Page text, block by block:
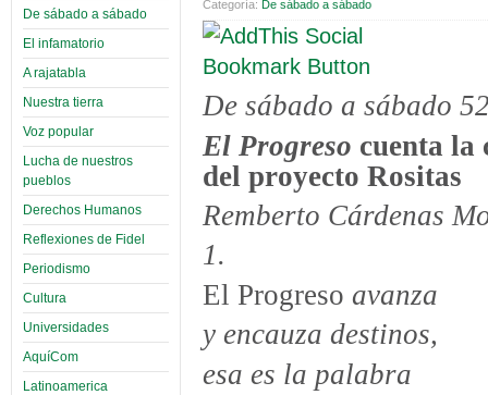
De sábado a sábado
El infamatorio
A rajatabla
Nuestra tierra
Voz popular
Lucha de nuestros
pueblos
Derechos Humanos
Reflexiones de Fidel
Periodismo
Cultura
Universidades
AquíCom
Latinoamerica
Categoría: De sábado a sábado
De sábado a sábado
El Progreso cuenta la
del proyecto Rositas
Remberto Cárdenas
1.
El Progreso avanza
y encauza destinos,
esa es la palabra